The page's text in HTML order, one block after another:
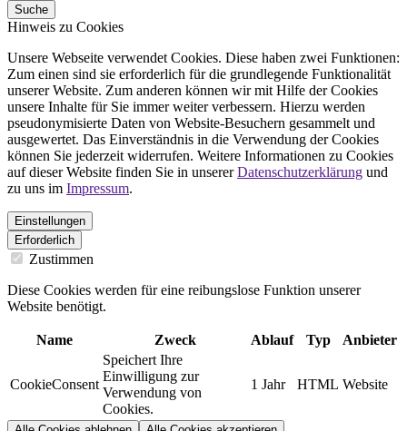
Suche
Hinweis zu Cookies
Unsere Webseite verwendet Cookies. Diese haben zwei Funktionen:
Zum einen sind sie erforderlich für die grundlegende Funktionalität
unserer Website. Zum anderen können wir mit Hilfe der Cookies
unsere Inhalte für Sie immer weiter verbessern. Hierzu werden
pseudonymisierte Daten von Website-Besuchern gesammelt und
ausgewertet. Das Einverständnis in die Verwendung der Cookies
können Sie jederzeit widerrufen. Weitere Informationen zu Cookies
auf dieser Website finden Sie in unsererDatenschutzerklärung und
zu uns im Impressum.
Einstellungen
Erforderlich
Zustimmen
Diese Cookies werden für eine reibungslose Funktion unserer
Website benötigt.
Name Zweck Ablauf Typ Anbieter
CookieConsent
Speichert Ihre
Einwilligung zur
Verwendung von
Cookies.
1 Jahr HTML Website